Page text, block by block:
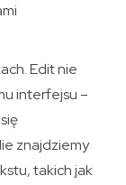
Edit nie
interfejsu –
znajdziemy
takich jak